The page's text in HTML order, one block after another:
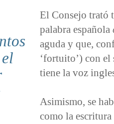
El Consejo trató
palabra española
aguda y que,
‘fortuito’) con
tiene la voz
Asimismo, se
como la